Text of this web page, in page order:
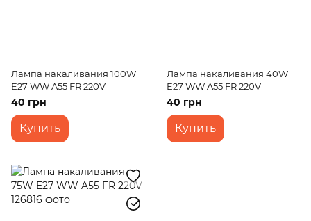
Лампа накаливания 100W
E27 WW A55 FR 220V
40 грн
Купить
Лампа накаливания 40W
E27 WW A55 FR 220V
40 грн
Купить